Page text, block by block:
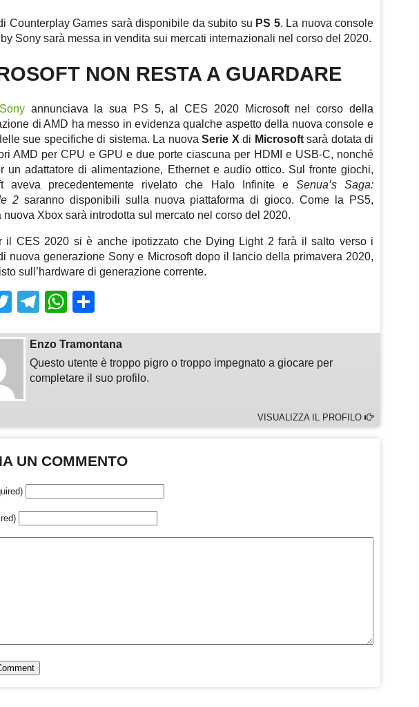
Counterplay Games sarà disponibile da subito su PS 5. La nuova console
Sony sarà messa in vendita sui mercati internazionali nel corso del 2020.
NON RESTA A GUARDARE
Sonyannunciava la sua PS 5, al CES 2020 Microsoft nel corso della
di AMD ha messo in evidenza qualche aspetto della nuova console e
sue specifiche di sistema. La nuova Serie X di Microsoftsarà dotata di
AMD per CPU e GPU e due porte ciascuna per HDMI e USB-C, nonché
un adattatore di alimentazione, Ethernet e audio ottico. Sul fronte giochi,
aveva precedentemente rivelato che Halo Infinite e Senua’s Saga:
2saranno disponibili sulla nuova piattaforma di gioco. Come la PS5,
nuova Xbox sarà introdotta sul mercato nel corso del 2020.
il CES 2020 si è anche ipotizzato che Dying Light 2 farà il salto verso i
nuova generazione Sony e Microsoft dopo il lancio della primavera 2020,
sull’hardware di generazione corrente.
TwitterTelegram
WhatsApp
Enzo Tramontana
Questo utente è troppo pigro o troppo impegnato a giocare per
completare il suo profilo.
VISUALIZZA IL PROFILO
UN COMMENTO